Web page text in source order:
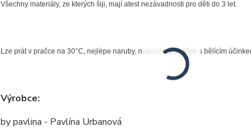
Všechny materiály, ze kterých šiji, mají atest nezávadnosti pro děti do 3 let.
Lze prát v pračce na 30°C, nejlépe naruby, nepoužívat prášek s bělícím
Výrobce:
by pavlina - Pavlína Urbanová